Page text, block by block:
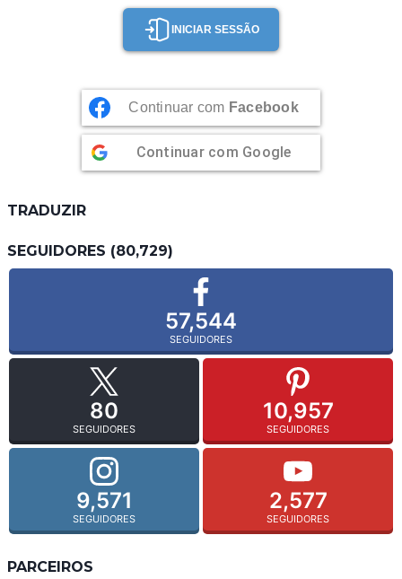
INICIAR SESSÃO
Continuar com Facebook
Continuar com Google
TRADUZIR
SEGUIDORES (80,729)
57,544
SEGUIDORES
80
SEGUIDORES
10,957
SEGUIDORES
9,571
SEGUIDORES
2,577
SEGUIDORES
PARCEIROS